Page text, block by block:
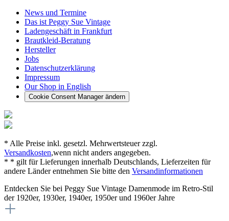
News und Termine
Das ist Peggy Sue Vintage
Ladengeschäft in Frankfurt
Brautkleid-Beratung
Hersteller
Jobs
Datenschutzerklärung
Impressum
Our Shop in English
Cookie Consent Manager ändern
* Alle Preise inkl. gesetzl. Mehrwertsteuer zzgl.
Versandkosten,wenn nicht anders angegeben.
* * gilt für Lieferungen innerhalb Deutschlands, Lieferzeiten für
andere Länder entnehmen Sie bitte den Versandinformationen
Entdecken Sie bei Peggy Sue Vintage Damenmode im Retro-Stil
der 1920er, 1930er, 1940er, 1950er und 1960er Jahre